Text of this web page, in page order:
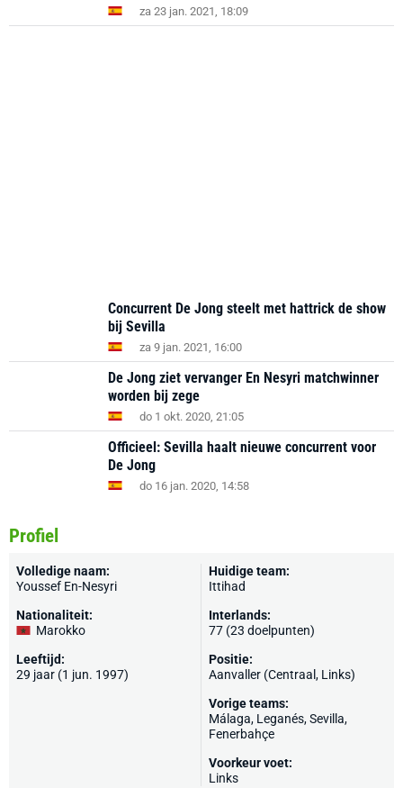
za 23 jan. 2021, 18:09
Concurrent De Jong steelt met hattrick de show
bij Sevilla
za 9 jan. 2021, 16:00
De Jong ziet vervanger En Nesyri matchwinner
worden bij zege
do 1 okt. 2020, 21:05
Officieel: Sevilla haalt nieuwe concurrent voor
De Jong
do 16 jan. 2020, 14:58
Profiel
Volledige naam:
Youssef En-Nesyri
Nationaliteit:
Marokko
Leeftijd:
29 jaar (1 jun. 1997)
Huidige team:
Ittihad
Interlands:
77 (23 doelpunten)
Positie:
Aanvaller (Centraal, Links)
Vorige teams:
Málaga, Leganés,Sevilla,
Fenerbahçe
Voorkeur voet:
Links